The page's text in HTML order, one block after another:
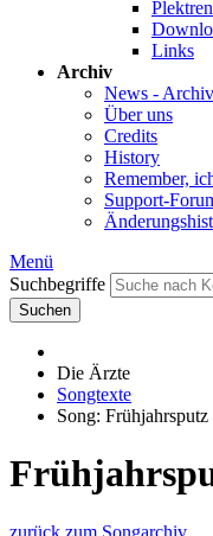
Links
Archiv
News - Archiv
Über uns
Credits
History
Remember,
Support-
Menü
Suchbegriffe
Suchen
Die Ärzte
Songtexte
Song: Frühjahrsputz
zurück zum Songarchiv